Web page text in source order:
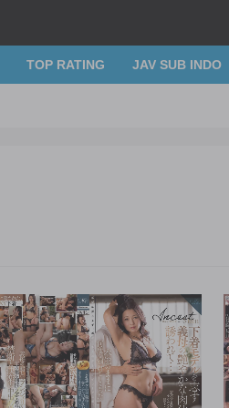
TOP RATING JAV SUB INDO